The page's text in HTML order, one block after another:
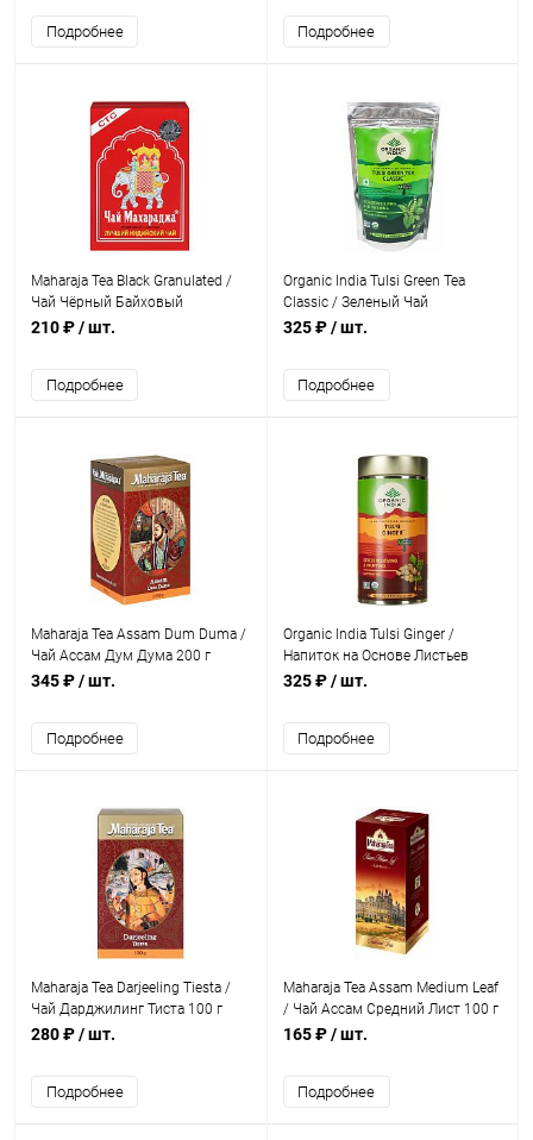
Подробнее Подробнее
Maharaja Tea Black Granulated /
Чай Чёрный Байховый
Гранулированный 250 г
210 ₽/ шт.
Подробнее
Organic India Tulsi Green Tea
Classic / Зеленый Чай
Классический со Священным
325 ₽/ шт.
Подробнее
Maharaja Tea Assam Dum Duma /
Чай Ассам Дум Дума 200 г
345 ₽/ шт.
Подробнее
Organic India Tulsi Ginger /
Напиток на Основе Листьев
Священного Базилика +
325 ₽/ шт.
Подробнее
Maharaja Tea Darjeeling Tiesta /
Чай Дарджилинг Тиста 100 г
280 ₽/ шт.
Подробнее
Maharaja Tea Assam Medium Leaf
/ Чай Ассам Средний Лист 100 г
165 ₽/ шт.
Подробнее